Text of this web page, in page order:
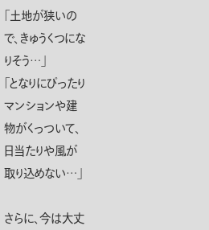
「土地が狭いの
で、きゅうくつにな
りそう…」
「となりにぴったり
マンションや建
物がくっついて、
日当たりや風が
取り込めない…」
さらに、今は大丈